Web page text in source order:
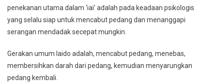
penekanan utama dalam ‘iai’ adalah pada keadaan psikologis
yang selalu siap untuk mencabut pedang dan menanggapi
serangan mendadak secepat mungkin.
Gerakan umum Iaido adalah, mencabut pedang, menebas,
membersihkan darah dari pedang, kemudian menyarungkan
pedang kembali.